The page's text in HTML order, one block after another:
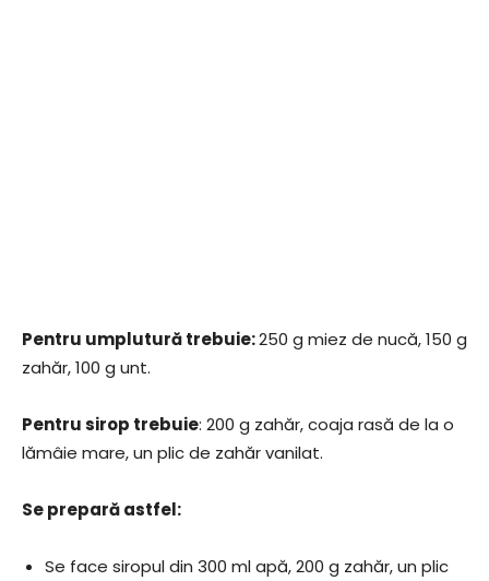
Pentru umplutură trebuie:250 g miez de nucă, 150 g
zahăr, 100 g unt.
Pentru sirop trebuie: 200 g zahăr, coaja rasă de la o
lămâie mare, un plic de zahăr vanilat.
Se prepară astfel:
Se face siropul din 300 ml apă, 200 g zahăr, un plic